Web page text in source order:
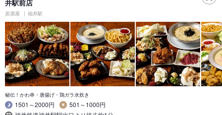
井駅前店
居酒屋 福井駅
秘伝！かわ串・唐揚げ・鶏ガラ水炊き
1501～2000円
501～1000円